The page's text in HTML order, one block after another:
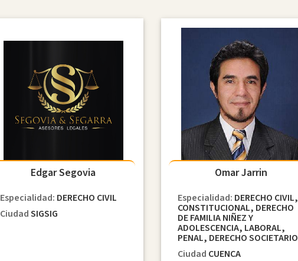
Edgar Segovia
Especialidad: DERECHO CIVIL
CiudadSIGSIG
Omar Jarrin
Especialidad: DERECHO CIVIL,
CONSTITUCIONAL, DERECHO
DE FAMILIA NIÑEZ Y
ADOLESCENCIA, LABORAL,
PENAL, DERECHO SOCIETARIO
Ciudad CUENCA